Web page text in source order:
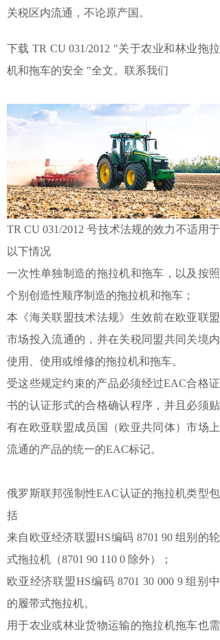
关税区内流通，不论原产国。
下载 TR CU 031/2012 "关于农业和林业拖拉
机和拖车的安全 "全文。联系我们
TR CU 031/2012 号技术法规的效力不适用于
以下情况
一次性单独制造的拖拉机和拖车，以及按照
个别创造性顺序制造的拖拉机和拖车；
本《海关联盟技术法规》生效前在欧亚联盟
市场投入流通的，并在关税同盟共同关境内
使用、使用或维修的拖拉机和拖车。
受这些规定约束的产品必须经过EAC合格证
书的认证形式的合格确认程序，并且必须贴
有在欧亚联盟成员国（欧亚共同体）市场上
流通的产品的统一的EAC标记。
俄罗斯联邦强制性EAC认证的拖拉机类型包
括
来自欧亚经济联盟HS编码 8701 90 组别的轮
式拖拉机（8701 90 110 0 除外）；
欧亚经济联盟HS编码 8701 30 000 9 组别中
的履带式拖拉机。
用于农业或林业货物运输的拖拉机拖车也需